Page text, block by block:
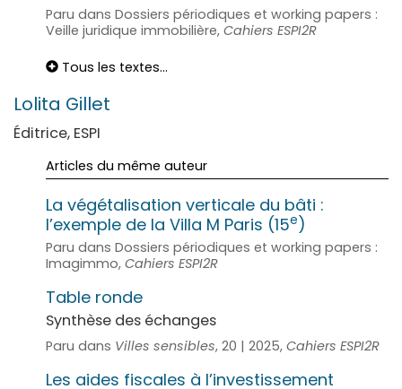
Paru dans Dossiers périodiques et working papers :
Veille juridique immobilière, Cahiers ESPI2R
Tous les textes...
Lolita Gillet
Éditrice, ESPI
Articles du même auteur
La végétalisation verticale du bâti :
l’exemple de la Villa M Paris (15e)
Paru dans Dossiers périodiques et working papers :
Imagimmo, Cahiers ESPI2R
Table ronde
Synthèse des échanges
Paru dans Villes sensibles, 20 | 2025, Cahiers ESPI2R
Les aides fiscales à l’investissement